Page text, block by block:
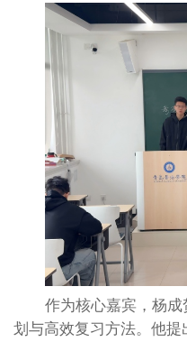
作为核心嘉宾，杨
划与高效复习方法。他提